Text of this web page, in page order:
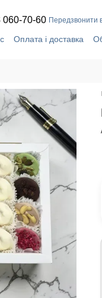
060-70-60 Передзвонити
Оплата і доставка